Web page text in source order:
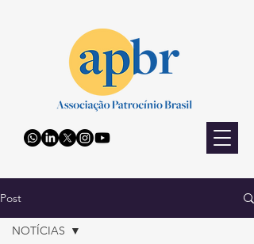
Post
NOTÍCIAS